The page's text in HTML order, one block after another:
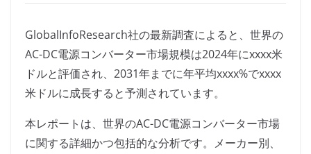
GlobalInfoResearch社の最新調査によると、世界の
AC-DC電源コンバーター市場規模は2024年にxxxx米
ドルと評価され、2031年までに年平均xxxx%でxxxx
米ドルに成長すると予測されています。
本レポートは、世界のAC-DC電源コンバーター市場
に関する詳細かつ包括的な分析です。メーカー別、